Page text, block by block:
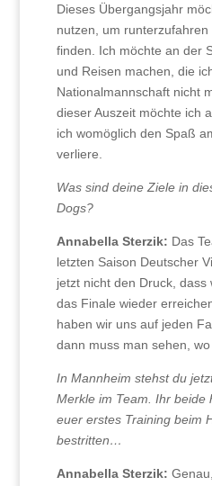
Dieses Übergangsjahr
nutzen, um
finden. Ich möchte an der
und Reisen machen, die
Nationalmannschaft nicht
dieser Auszeit möchte ich
ich womöglich den Spaß
verliere.
Was sind deine Ziele in
Dogs?
Annabella Sterzik: Das
letzten Saison Deutscher
jetzt nicht den Druck, dass
das Finale wieder
haben wir uns auf jeden
dann muss man sehen,
In Mannheim stehst du
Merkle im Team. Ihr beide
euer erstes Training beim
bestritten…
Annabella Sterzik: